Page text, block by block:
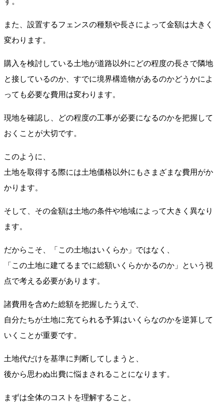
また、設置するフェンスの種類や長さによって金額は大きく
変わります。
購入を検討している土地が道路以外にどの程度の長さで隣地
と接しているのか、すでに境界構造物があるのかどうかによ
っても必要な費用は変わります。
現地を確認し、どの程度の工事が必要になるのかを把握して
おくことが大切です。
このように、
土地を取得する際には土地価格以外にもさまざまな費用がか
かります。
そして、その金額は土地の条件や地域によって大きく異なり
ます。
だからこそ、「この土地はいくらか」ではなく、
「この土地に建てるまでに総額いくらかかるのか」という視
点で考える必要があります。
諸費用を含めた総額を把握したうえで、
自分たちが土地に充てられる予算はいくらなのかを逆算して
いくことが重要です。
土地代だけを基準に判断してしまうと、
後から思わぬ出費に悩まされることになります。
まずは全体のコストを理解すること。